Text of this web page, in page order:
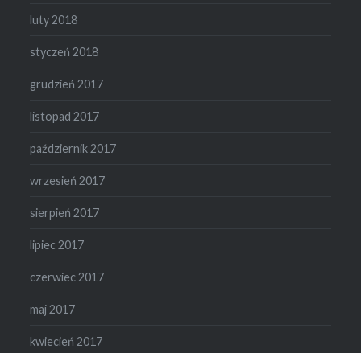
luty 2018
styczeń 2018
grudzień 2017
listopad 2017
październik 2017
wrzesień 2017
sierpień 2017
lipiec 2017
czerwiec 2017
maj 2017
kwiecień 2017